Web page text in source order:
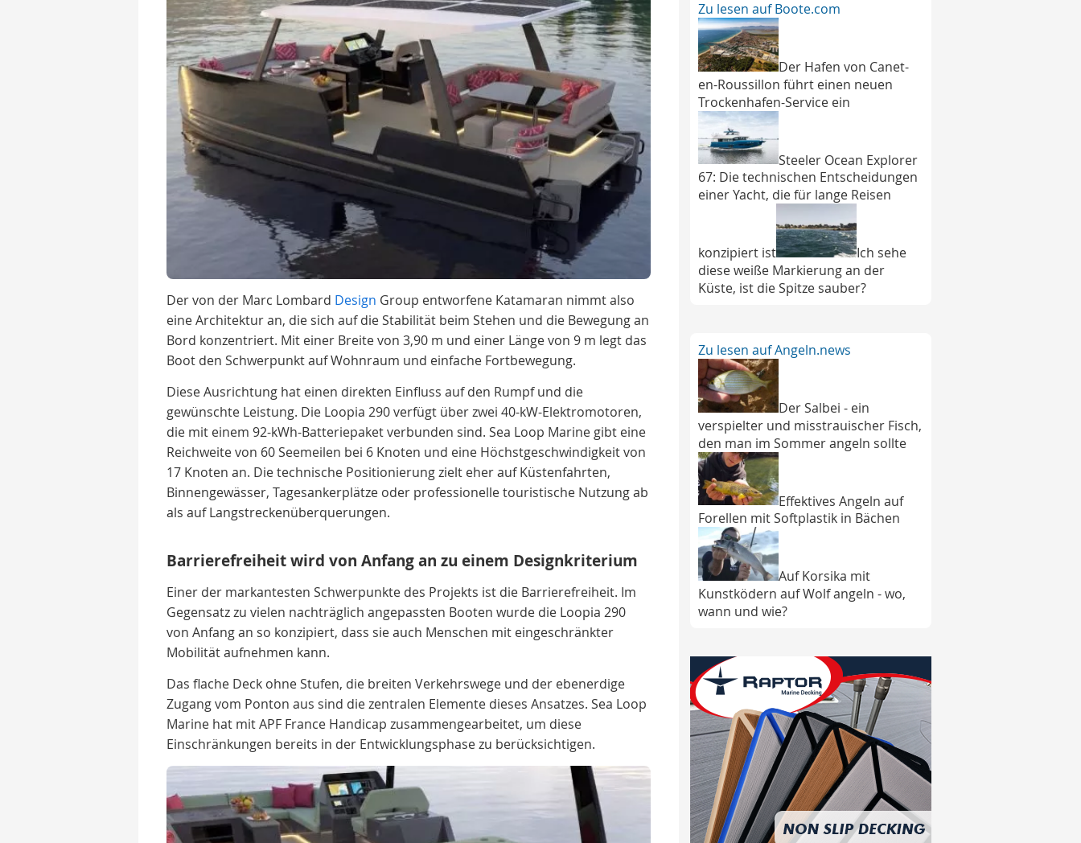
Der von der Marc Lombard Design Group entworfene Katamaran nimmt also
eine Architektur an, die sich auf die Stabilität beim Stehen und die Bewegung an
Bord konzentriert. Mit einer Breite von 3,90 m und einer Länge von 9 m legt das
Boot den Schwerpunkt auf Wohnraum und einfache Fortbewegung.
Diese Ausrichtung hat einen direkten Einfluss auf den Rumpf und die
gewünschte Leistung. Die Loopia 290 verfügt über zwei 40-kW-Elektromotoren,
die mit einem 92-kWh-Batteriepaket verbunden sind. Sea Loop Marine gibt eine
Reichweite von 60 Seemeilen bei 6 Knoten und eine Höchstgeschwindigkeit von
17 Knoten an. Die technische Positionierung zielt eher auf Küstenfahrten,
Binnengewässer, Tagesankerplätze oder professionelle touristische Nutzung ab
als auf Langstreckenüberquerungen.
Barrierefreiheit wird von Anfang an zu einem Designkriterium
Einer der markantesten Schwerpunkte des Projekts ist die Barrierefreiheit. Im
Gegensatz zu vielen nachträglich angepassten Booten wurde die Loopia 290
von Anfang an so konzipiert, dass sie auch Menschen mit eingeschränkter
Mobilität aufnehmen kann.
Das flache Deck ohne Stufen, die breiten Verkehrswege und der ebenerdige
Zugang vom Ponton aus sind die zentralen Elemente dieses Ansatzes. Sea Loop
Marine hat mit APF France Handicap zusammengearbeitet, um diese
Einschränkungen bereits in der Entwicklungsphase zu berücksichtigen.
Zu lesen auf Boote.com
Der Hafen von Canet-
en-Roussillon führt einen neuen
Trockenhafen-Service ein
Steeler Ocean Explorer
67: Die technischen Entscheidungen
einer Yacht, die für lange Reisen
konzipiert ist
Ich sehe
diese weiße Markierung an der
Küste, ist die Spitze sauber?
Zu lesen auf Angeln.news
Der Salbei - ein
verspielter und misstrauischer Fisch,
den man im Sommer angeln sollte
Effektives Angeln auf
Forellen mit Softplastik in Bächen
Auf Korsika mit
Kunstködern auf Wolf angeln - wo,
wann und wie?